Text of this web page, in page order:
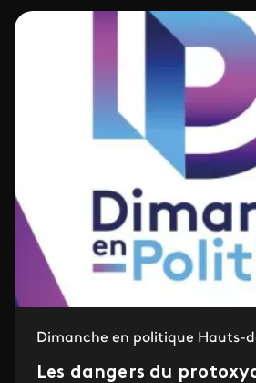
Dimanche en politique Hauts-
Les dangers du